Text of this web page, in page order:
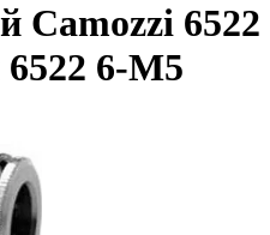
Camozzi 6522
6-М5